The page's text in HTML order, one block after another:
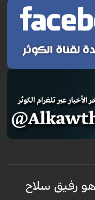
رفيق سلاح